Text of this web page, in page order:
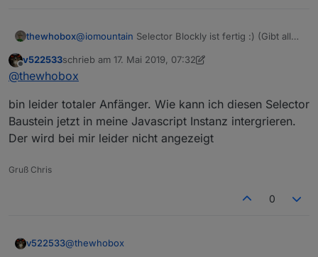
thewhobox@iomountain Selector Blockly ist fertig :) (Gibt alle
Offline
v522533schrieb am 17. Mai 2019, 07:32
zuletzt editiert von v522533
@thewhobox
bin leider totaler Anfänger. Wie kann ich diesen Selector
Baustein jetzt in meine Javascript Instanz intergrieren.
Der wird bei mir leider nicht angezeigt
Gruß Chris
0
v522533@thewhobox